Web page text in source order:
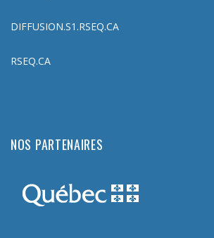
DIFFUSION.S1.RSEQ.CA
RSEQ.CA
NOS PARTENAIRES